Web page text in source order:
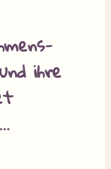
ihre